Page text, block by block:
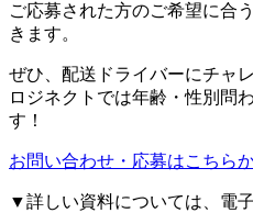
ご応募された方のご希望に合
きます。
ぜひ、配送ドライバーにチャ
ロジネクトでは年齢・性別問
す！
お問い合わせ・応募はこちら
▼詳しい資料については、電